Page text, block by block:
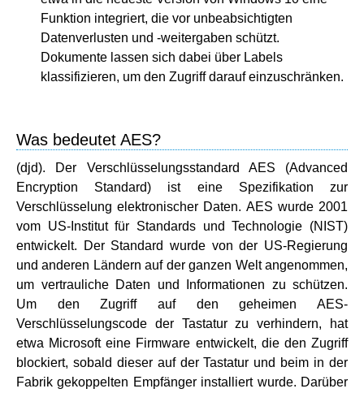
Funktion integriert, die vor unbeabsichtigten
Datenverlusten und -weitergaben schützt.
Dokumente lassen sich dabei über Labels
klassifizieren, um den Zugriff darauf einzuschränken.
Was bedeutet AES?
(djd). Der Verschlüsselungsstandard AES (Advanced
Encryption Standard) ist eine Spezifikation zur
Verschlüsselung elektronischer Daten. AES wurde 2001
vom US-Institut für Standards und Technologie (NIST)
entwickelt. Der Standard wurde von der US-Regierung
und anderen Ländern auf der ganzen Welt angenommen,
um vertrauliche Daten und Informationen zu schützen.
Um den Zugriff auf den geheimen AES-
Verschlüsselungscode der Tastatur zu verhindern, hat
etwa Microsoft eine Firmware entwickelt, die den Zugriff
blockiert, sobald dieser auf der Tastatur und beim in der
Fabrik gekoppelten Empfänger installiert wurde. Darüber